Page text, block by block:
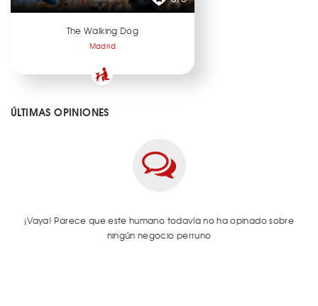
The Walking Dog
Madrid
ÚLTIMAS OPINIONES
¡Vaya! Parece que este humano todavía no ha opinado sobre
ningún negocio perruno